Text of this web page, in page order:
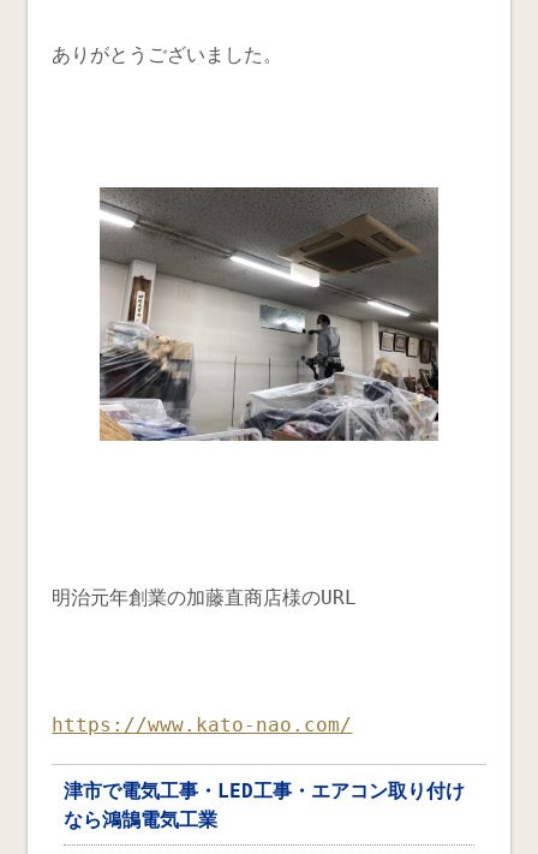
ありがとうございました。
明治元年創業の加藤直商店様のURL
https://www.kato-nao.com/
津市で電気工事・LED工事・エアコン取り付け
なら鴻鵠電気工業